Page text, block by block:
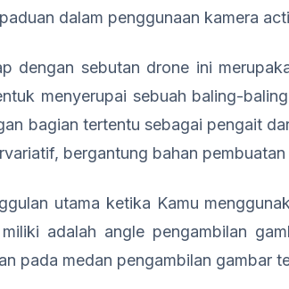
dalam penggunaan kamera
dengan sebutan drone ini
menyerupai sebuah baling-
bagian tertentu sebagai pengait
bergantung bahan
utama ketika Kamu
adalah angle pengambilan
pada medan pengambilan gambar